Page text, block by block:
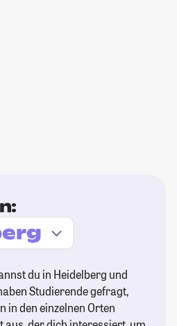
du in Heidelberg und
Studierende gefragt,
in den einzelnen Orten